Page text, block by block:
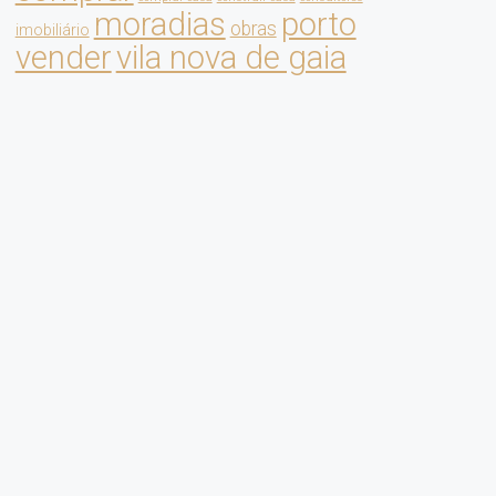
imobiliário moradias obras porto
vendervila nova de gaia